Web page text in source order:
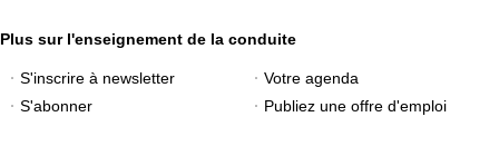
Plus sur l'enseignement de la conduite
S'inscrire à newsletter
Votre agenda
S'abonner
Publiez une offre d'emploi